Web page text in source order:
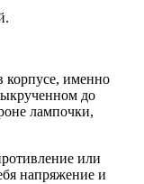
корпусе, именно
до
лампочки,
или
напряжение и